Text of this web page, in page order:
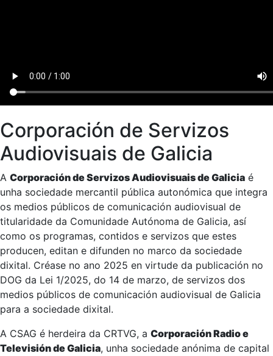
Corporación de Servizos
Audiovisuais de Galicia
A Corporación de Servizos Audiovisuais de Galicia é
unha sociedade mercantil pública autonómica que integra
os medios públicos de comunicación audiovisual de
titularidade da Comunidade Autónoma de Galicia, así
como os programas, contidos e servizos que estes
producen, editan e difunden no marco da sociedade
dixital. Créase no ano 2025 en virtude da publicación no
DOG da Lei 1/2025, do 14 de marzo, de servizos dos
medios públicos de comunicación audiovisual de Galicia
para a sociedade dixital.
A CSAG é herdeira da CRTVG, a Corporación Radio e
Televisión de Galicia, unha sociedade anónima de capital